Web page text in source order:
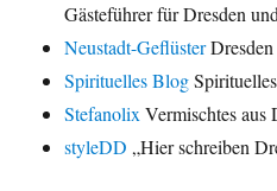
Gästeführer für Dresden
Neustadt-Geflüster
Spirituelles Blog
Stefanolix Vermischtes aus
styleDD „Hier schreiben